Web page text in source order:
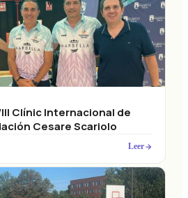
Clínic Internacional de
Cesare Scariolo
Leer